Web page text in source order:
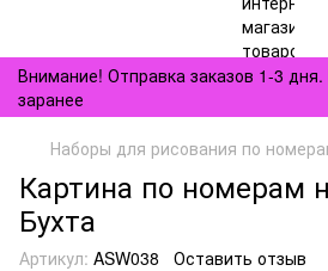
Внимание! Отправка заказов 1-3
заранее
Наборы для рисования по
Картина по номерам
Бухта
Артикул: ASW038 Оставить отзыв